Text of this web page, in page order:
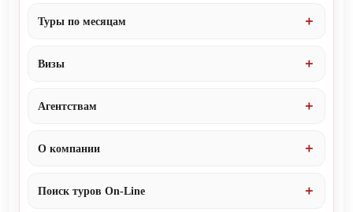
Туры по месяцам
Визы
Агентствам
О компании
Поиск туров On-Line